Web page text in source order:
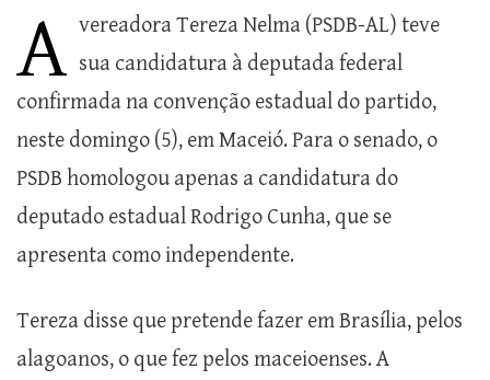
A vereadora Tereza Nelma (PSDB-AL) teve
sua candidatura à deputada federal
confirmada na convenção estadual do partido,
neste domingo (5), em Maceió. Para o senado, o
PSDB homologou apenas a candidatura do
deputado estadual Rodrigo Cunha, que se
apresenta como independente.
Tereza disse que pretende fazer em Brasília, pelos
alagoanos, o que fez pelos maceioenses. A